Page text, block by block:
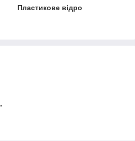
Пластикове відро